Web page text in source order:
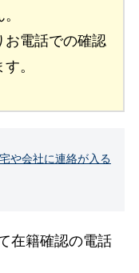
お電話での確認
。
や会社に連絡が入る
在籍確認の電話